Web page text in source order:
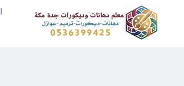
المحتوى